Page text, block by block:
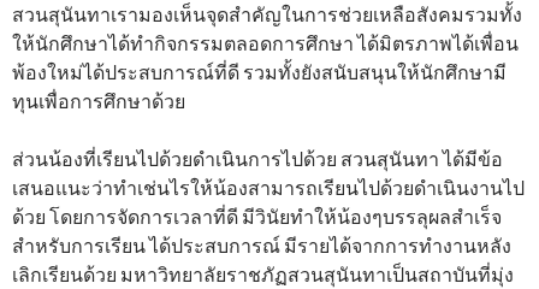
สวนสุนันทาเรามองเห็นจุดสำคัญในการช่วยเหลือสังคมรวมทั้ง
ให้นักศึกษาได้ทำกิจกรรมตลอดการศึกษา ได้มิตรภาพได้เพื่อน
พ้องใหม่ได้ประสบการณ์ที่ดี รวมทั้งยังสนับสนุนให้นักศึกษามี
ทุนเพื่อการศึกษาด้วย
ส่วนน้องที่เรียนไปด้วยดำเนินการไปด้วย สวนสุนันทา ได้มีข้อ
เสนอแนะว่าทำเช่นไรให้น้องสามารถเรียนไปด้วยดำเนินงานไป
ด้วย โดยการจัดการเวลาที่ดี มีวินัยทำให้น้องๆบรรลุผลสำเร็จ
สำหรับการเรียน ได้ประสบการณ์ มีรายได้จากการทำงานหลัง
เลิกเรียนด้วย มหาวิทยาลัยราชภัฏสวนสุนันทาเป็นสถาบันที่มุ่ง